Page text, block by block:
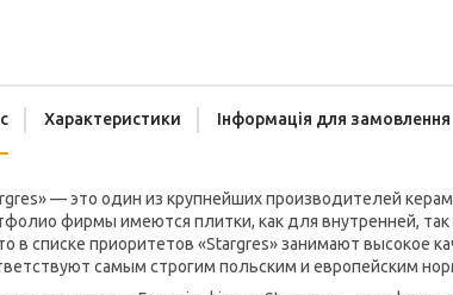
Характеристики Інформація для замовлення
— это один из крупнейших производителей
фирмы имеются плитки, как для внутренней,
в списке приоритетов «Stargres» занимают высокое
самым строгим польским и европейским